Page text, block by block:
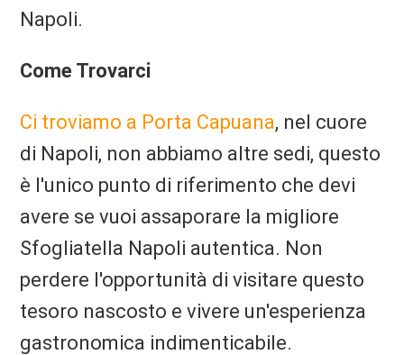
Napoli.
Come Trovarci
Ci troviamo a Porta Capuana, nel cuore
di Napoli, non abbiamo altre sedi, questo
è l'unico punto di riferimento che devi
avere se vuoi assaporare la migliore
Sfogliatella Napoli autentica. Non
perdere l'opportunità di visitare questo
tesoro nascosto e vivere un'esperienza
gastronomica indimenticabile.